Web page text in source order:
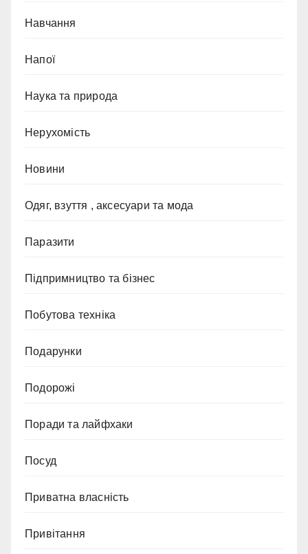
Навчання
Напої
Наука та природа
Нерухомість
Новини
Одяг, взуття , аксесуари та мода
Паразити
Підпримництво та бізнес
Побутова техніка
Подарунки
Подорожі
Поради та лайфхаки
Посуд
Приватна власність
Привітання